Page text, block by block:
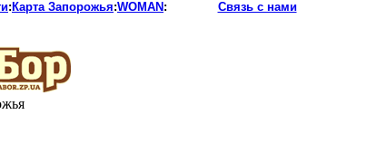
: Карта Запорожья:WOMAN : Связь с нами